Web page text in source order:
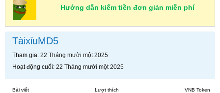
Hướng dẫn kiếm tiền đơn giản miễn phí
TàixỉuMD5
Tham gia 22 Tháng mười một 2025
Hoạt động cuối 22 Tháng mười một 2025
Bài viết Lượt thích VNB Token